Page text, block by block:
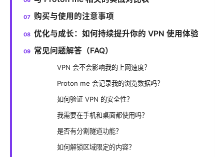
购买与使用的注意事项
优化与成长：如何持续提升你的 VPN 使用体验
常见问题解答（FAQ）
VPN 会不会影响我的上网速度？
Proton me 会记录我的浏览数据吗？
如何验证 VPN 的安全性？
我需要在手机和桌面都使用吗？
是否有分割隧道功能？
如何解锁区域限定的内容？